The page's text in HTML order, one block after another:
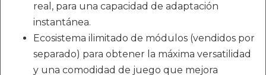
real, para una capacidad de adaptación
instantánea.
Ecosistema ilimitado de módulos (vendidos por
separado) para obtener la máxima versatilidad
y una comodidad de juego que mejora